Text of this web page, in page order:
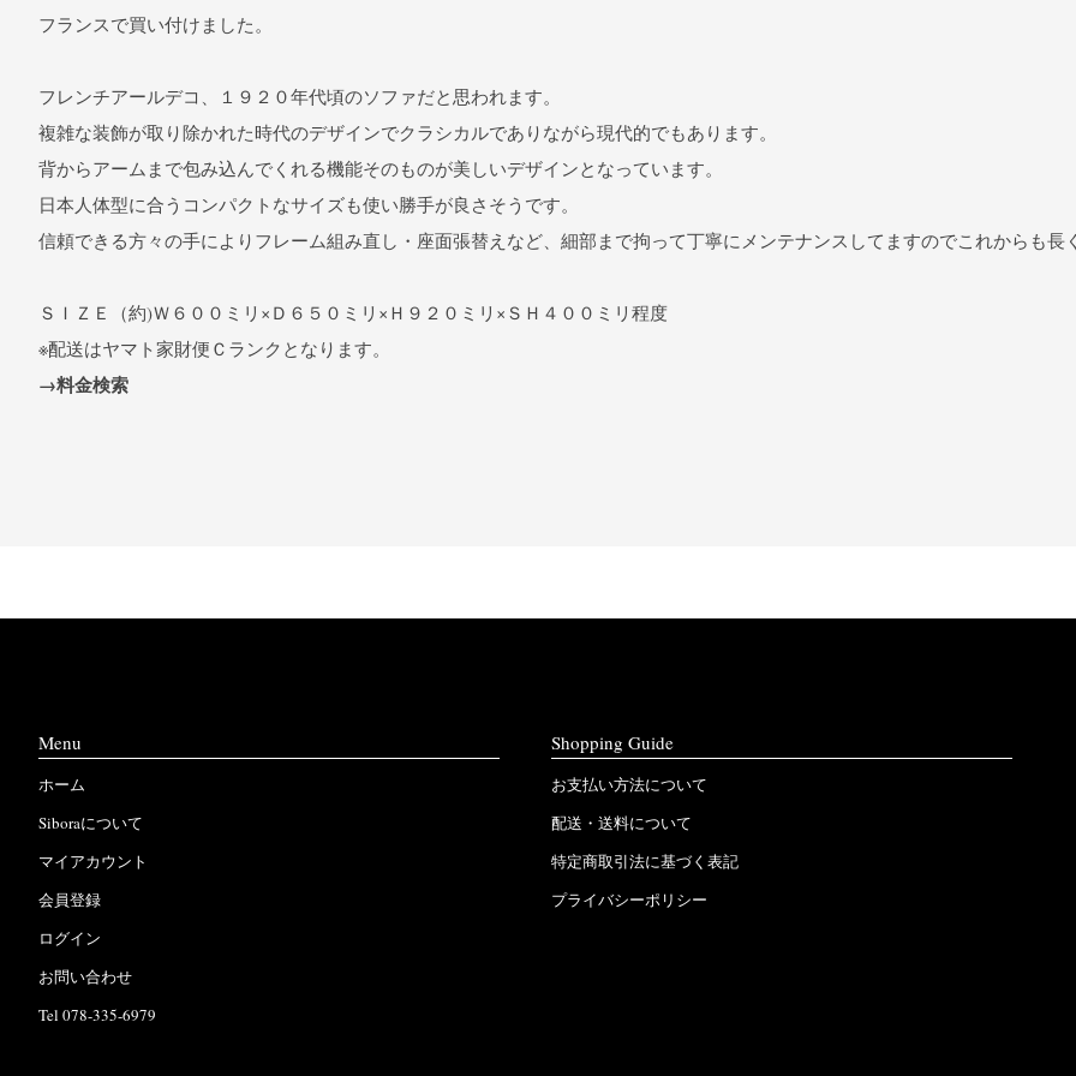
フランスで買い付けました。
フレンチアールデコ、１９２０年代頃のソファだと思われます。
複雑な装飾が取り除かれた時代のデザインでクラシカルでありながら現代的でもあります。
背からアームまで包み込んでくれる機能そのものが美しいデザインとなっています。
日本人体型に合うコンパクトなサイズも使い勝手が良さそうです。
信頼できる方々の手によりフレーム組み直し・座面張替えなど、細部まで拘って丁寧にメンテナンスしてますのでこれからも長
ＳＩＺＥ（約)Ｗ６００ミリ×Ｄ６５０ミリ×Ｈ９２０ミリ×ＳＨ４００ミリ程度
※配送はヤマト家財便Ｃランクとなります。
→料金検索
Menu
ホーム
Siboraについて
マイアカウント
会員登録
ログイン
お問い合わせ
Tel 078-335-6979
Shopping Guide
お支払い方法について
配送・送料について
特定商取引法に基づく表記
プライバシーポリシー